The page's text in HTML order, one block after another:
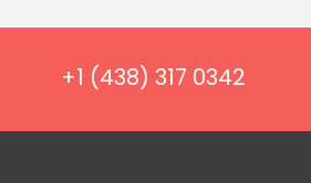
+1 (438) 317 0342